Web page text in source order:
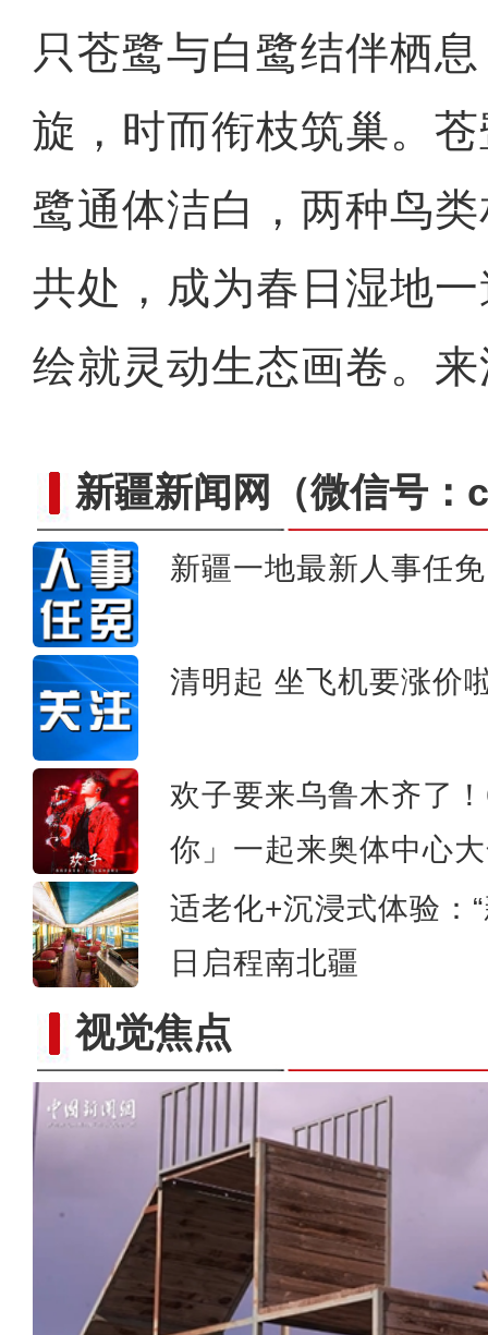
只苍鹭与白鹭结伴栖
旋，时而衔枝筑巢。
鹭通体洁白，两种鸟
共处，成为春日湿地
绘就灵动生态画卷。
新疆新闻网 （微信号
新疆一地最新人事任免
清明起 坐飞机要涨价
欢子要来乌鲁木齐了
你」一起来奥体中心
适老化+沉浸式体验：
日启程南北疆
视觉焦点
新疆克州：巡边小分队清明时节